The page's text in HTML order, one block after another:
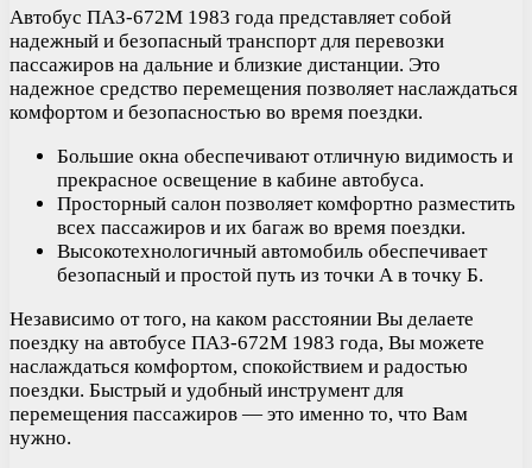
Автобус ПАЗ-672М 1983 года представляет собой
надежный и безопасный транспорт для перевозки
пассажиров на дальние и близкие дистанции. Это
надежное средство перемещения позволяет наслаждаться
комфортом и безопасностью во время поездки.
Большие окна обеспечивают отличную видимость и
прекрасное освещение в кабине автобуса.
Просторный салон позволяет комфортно разместить
всех пассажиров и их багаж во время поездки.
Высокотехнологичный автомобиль обеспечивает
безопасный и простой путь из точки А в точку Б.
Независимо от того, на каком расстоянии Вы делаете
поездку на автобусе ПАЗ-672М 1983 года, Вы можете
наслаждаться комфортом, спокойствием и радостью
поездки. Быстрый и удобный инструмент для
перемещения пассажиров — это именно то, что Вам
нужно.